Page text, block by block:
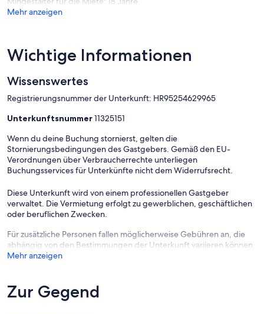
die Aussicht zu genießen, ist dies der perfekte Abschluss Ihres
Tages in dieser atemberaubenden Gegend.
Mehr anzeigen
Wichtige Informationen
Wissenswertes
Registrierungsnummer der Unterkunft: HR95254629965
Unterkunftsnummer11325151
Wenn du deine Buchung stornierst, gelten die
Stornierungsbedingungen des Gastgebers. Gemäß den EU-
Verordnungen über Verbraucherrechte unterliegen
Buchungsservices für Unterkünfte nicht dem Widerrufsrecht.
Diese Unterkunft wird von einem professionellen Gastgeber
verwaltet. Die Vermietung erfolgt zu gewerblichen, geschäftlichen
oder beruflichen Zwecken.
Für zusätzliche Personen fallen möglicherweise Gebühren an, die
abhängig von den Bestimmungen der Unterkunft variieren können.
Mehr anzeigen
Zur Gegend